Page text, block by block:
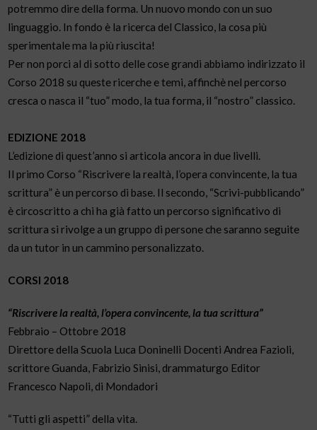
potremmo dire della forma. Un nuovo mondo con un suo
linguaggio. In fondo è la ricerca del Classico, la cosa più
sperimentale ma la più riuscita!
Per non porci al di sotto delle cose grandi abbiamo indirizzato il
Corso 2018 su queste ricerche e temi, affinchè nel percorso
cresca o nasca il “tuo” modo, la tua forma, il “nostro” classico.
EDIZIONE 2018
L’edizione di quest’anno si articola ancora in due livelli.
Il primo Corso “Riscrivere la realtà, l’opera convincente, la tua
scrittura” è un percorso di base. Il secondo, “Scrivi-pubblicando”
è circoscritto a chi ha già fatto un percorso significativo di
scrittura si rivolge a un gruppo di persone che saranno seguite
da un tutor in un cammino personalizzato.
CORSI 2018
“Riscrivere la realtà, l’opera convincente, la tua scrittura”
Febbraio – Ottobre 2018
Direttore della Scuola Luca Doninelli Docenti Andrea Fazioli,
scrittore Guanda, Fabrizio Sinisi, drammaturgo Editor
Francesco Napoli, di Mondadori
“Tutti gli aspetti” della vita.